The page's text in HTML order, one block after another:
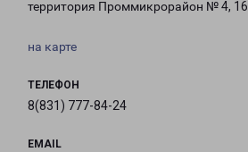
территория Проммикрорайон № 4, 16
на карте
ТЕЛЕФОН
8(831) 777-84-24
EMAIL